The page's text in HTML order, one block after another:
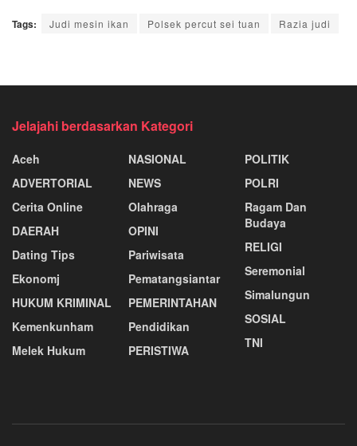
Tags: Judi mesin ikan Polsek percut sei tuan Razia judi
Jelajahi berdasarkan Kategori
Aceh
ADVERTORIAL
Cerita Online
DAERAH
Dating Tips
Ekonomj
HUKUM KRIMINAL
Kemenkunham
Melek Hukum
NASIONAL
NEWS
Olahraga
OPINI
Pariwisata
Pematangsiantar
PEMERINTAHAN
Pendidikan
PERISTIWA
POLITIK
POLRI
Ragam Dan
Budaya
RELIGI
Seremonial
Simalungun
SOSIAL
TNI